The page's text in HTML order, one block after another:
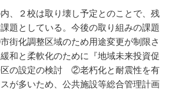
、２校は取り壊し予定とのことで、残
題としている。今後の取り組みの課題
街化調整区域のため用途変更が制限さ
和と柔軟化のために『地域未来投資促
区の設定の検討 ②老朽化と耐震性を有
が多いため、公共施設等総合管理計画